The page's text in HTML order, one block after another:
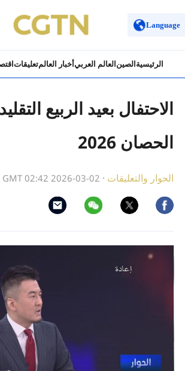
Language
الرئيسية الصين العالم العربيأخبار العالمتعليقات
الاحتفال بعيد الربيع
الحصان 2026
الحوار والتعليقات ·
GMT 02:42 2026-03-02